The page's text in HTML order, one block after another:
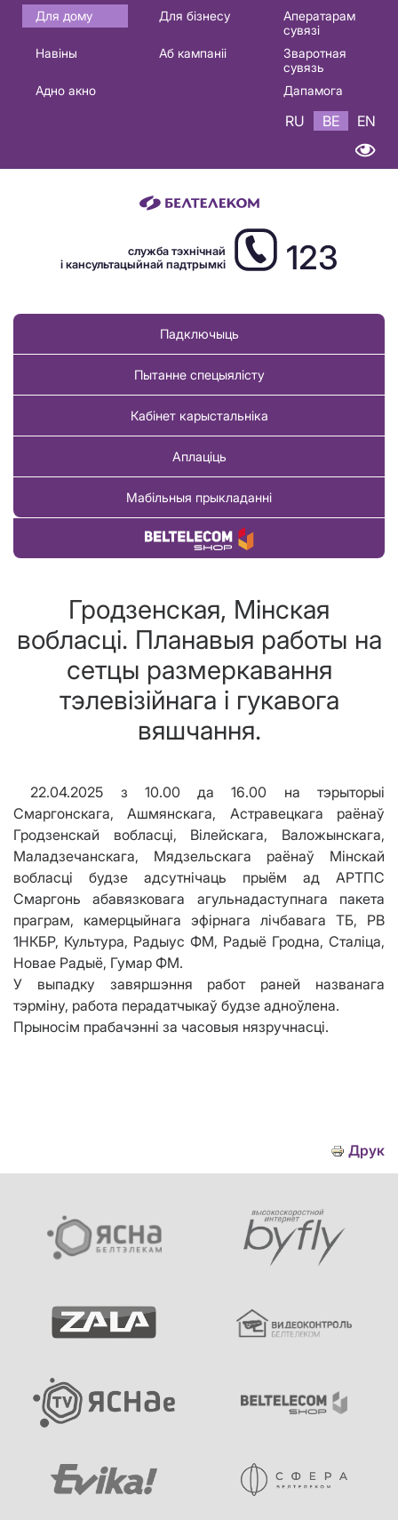
Основная
навигация
Для дому Для бізнесу
Аператарам
сувязі
Навіны
Аб кампаніі
Зваротная
сувязь
Адно акно
Дапамога
RU BE EN
служба тэхнічнай
і кансультацыйнай падтрымкі
123
Падключыць
Пытанне спецыялісту
Кабінет карыстальніка
Аплаціць
Мабільныя прыкладанні
Купіць тавар
Гродзенская, Мінская
вобласці. Планавыя работы на
сетцы размеркавання
тэлевізійнага і гукавога
вяшчання.
22.04.2025 з 10.00 да 16.00 на тэрыторыі
Смаргонскага, Ашмянскага, Астравецкага раёнаў
Гродзенскай вобласці, Вілейскага, Валожынскага,
Маладзечанскага, Мядзельскага раёнаў Мінскай
вобласці будзе адсутнічаць прыём ад АРТПС
Смаргонь абавязковага агульнадаступнага пакета
праграм, камерцыйнага эфірнага лічбавага ТБ, РВ
1НКБР, Культура, Радыус ФМ, Радыё Гродна, Сталіца,
Новае Радыё, Гумар ФМ.
У выпадку завяршэння работ раней названага
тэрміну, работа перадатчыкаў будзе адноўлена.
Прыносім прабачэнні за часовыя нязручнасці.
Друк